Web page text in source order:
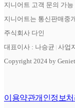
지니어트 고객 문의 가
지니어트는 통신판매중
주식회사 다인
대표이사 : 나승균 사업
Copyright 2024 by
이용약관개인정보